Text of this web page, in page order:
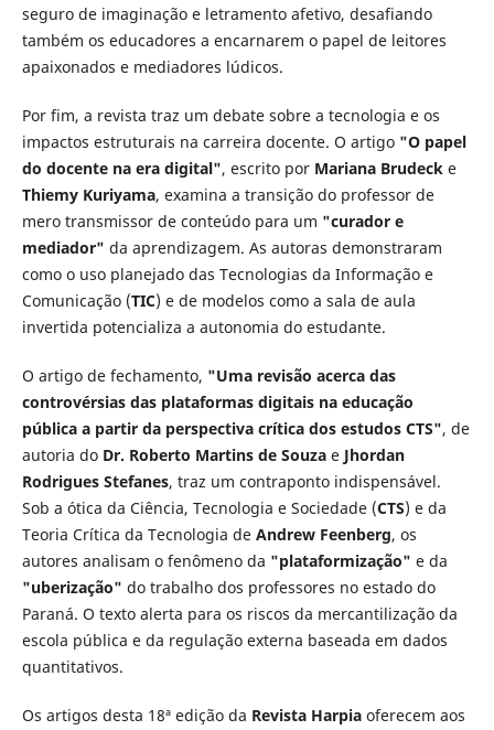
seguro de imaginação e letramento afetivo, desafiando
também os educadores a encarnarem o papel de leitores
apaixonados e mediadores lúdicos.
Por fim, a revista traz um debate sobre a tecnologia e os
impactos estruturais na carreira docente. O artigo "O papel
do docente na era digital", escrito por Mariana Brudecke
Thiemy Kuriyama, examina a transição do professor de
mero transmissor de conteúdo para um "curador e
mediador" da aprendizagem. As autoras demonstraram
como o uso planejado das Tecnologias da Informação e
Comunicação (TIC) e de modelos como a sala de aula
invertida potencializa a autonomia do estudante.
O artigo de fechamento, "Uma revisão acerca das
controvérsias das plataformas digitais na educação
pública a partir da perspectiva crítica dos estudos CTS", de
autoria do Dr. Roberto Martins de Souzae Jhordan
Rodrigues Stefanes, traz um contraponto indispensável.
Sob a ótica da Ciência, Tecnologia e Sociedade (CTS) e da
Teoria Crítica da Tecnologia de Andrew Feenberg, os
autores analisam o fenômeno da "plataformização" e da
"uberização" do trabalho dos professores no estado do
Paraná. O texto alerta para os riscos da mercantilização da
escola pública e da regulação externa baseada em dados
quantitativos.
Os artigos desta 18ª edição da Revista Harpiaoferecem aos